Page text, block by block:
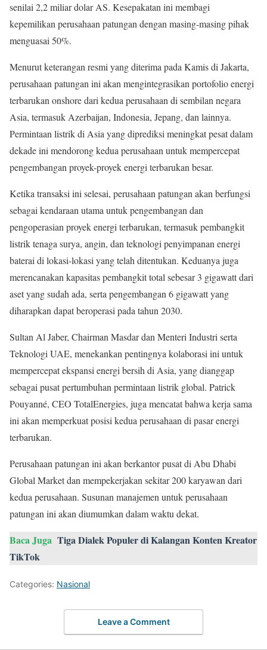
senilai 2,2 miliar dolar AS. Kesepakatan ini membagi
kepemilikan perusahaan patungan dengan masing-masing pihak
menguasai 50%.
Menurut keterangan resmi yang diterima pada Kamis di Jakarta,
perusahaan patungan ini akan mengintegrasikan portofolio energi
terbarukan onshore dari kedua perusahaan di sembilan negara
Asia, termasuk Azerbaijan, Indonesia, Jepang, dan lainnya.
Permintaan listrik di Asia yang diprediksi meningkat pesat dalam
dekade ini mendorong kedua perusahaan untuk mempercepat
pengembangan proyek-proyek energi terbarukan besar.
Ketika transaksi ini selesai, perusahaan patungan akan berfungsi
sebagai kendaraan utama untuk pengembangan dan
pengoperasian proyek energi terbarukan, termasuk pembangkit
listrik tenaga surya, angin, dan teknologi penyimpanan energi
baterai di lokasi-lokasi yang telah ditentukan. Keduanya juga
merencanakan kapasitas pembangkit total sebesar 3 gigawatt dari
aset yang sudah ada, serta pengembangan 6 gigawatt yang
diharapkan dapat beroperasi pada tahun 2030.
Sultan Al Jaber, Chairman Masdar dan Menteri Industri serta
Teknologi UAE, menekankan pentingnya kolaborasi ini untuk
mempercepat ekspansi energi bersih di Asia, yang dianggap
sebagai pusat pertumbuhan permintaan listrik global. Patrick
Pouyanné, CEO TotalEnergies, juga mencatat bahwa kerja sama
ini akan memperkuat posisi kedua perusahaan di pasar energi
terbarukan.
Perusahaan patungan ini akan berkantor pusat di Abu Dhabi
Global Market dan mempekerjakan sekitar 200 karyawan dari
kedua perusahaan. Susunan manajemen untuk perusahaan
patungan ini akan diumumkan dalam waktu dekat.
Baca Juga Tiga Dialek Populer di Kalangan Konten Kreator
TikTok
Categories: Nasional
Leave a Comment